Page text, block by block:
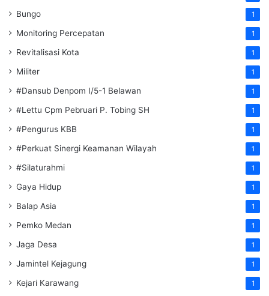
Bungo 1
Monitoring Percepatan 1
Revitalisasi Kota 1
Militer 1
#Dansub Denpom I/5-1 Belawan 1
#Lettu Cpm Pebruari P. Tobing SH 1
#Pengurus KBB 1
#Perkuat Sinergi Keamanan Wilayah 1
#Silaturahmi 1
Gaya Hidup 1
Balap Asia 1
Pemko Medan 1
Jaga Desa 1
Jamintel Kejagung 1
Kejari Karawang 1